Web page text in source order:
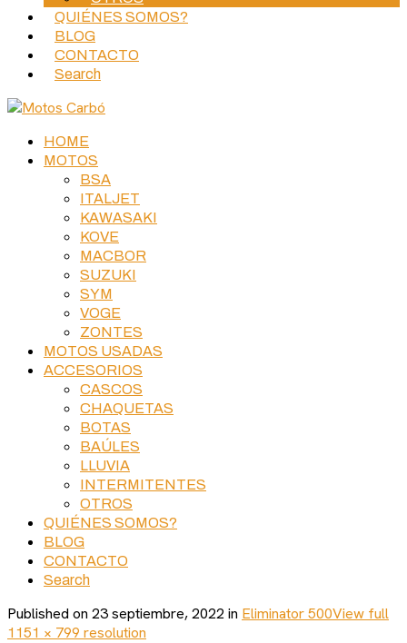
QUIÉNES SOMOS?
BLOG
CONTACTO
Search
HOME
MOTOS
BSA
ITALJET
KAWASAKI
KOVE
MACBOR
SUZUKI
SYM
VOGE
ZONTES
MOTOS USADAS
ACCESORIOS
CASCOS
CHAQUETAS
BOTAS
BAÚLES
LLUVIA
INTERMITENTES
OTROS
QUIÉNES SOMOS?
BLOG
CONTACTO
Search
Published on 23 septiembre, 2022 in Eliminator 500View full
1151 × 799 resolution